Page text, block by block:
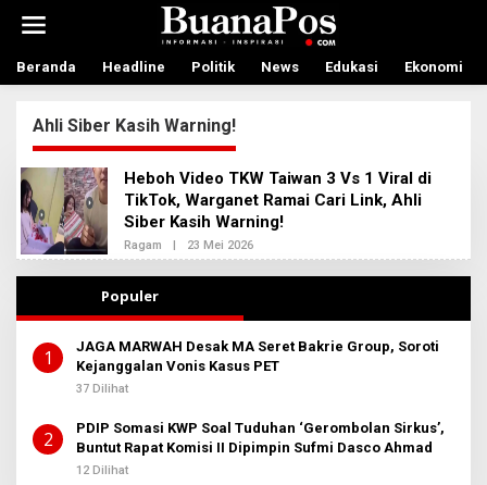
t
Beranda Headline Politik News Edukasi Ekonomi
Ahli Siber Kasih Warning!
Heboh Video TKW Taiwan 3 Vs 1 Viral di
TikTok, Warganet Ramai Cari Link, Ahli
Siber Kasih Warning!
Ragam | 23 Mei 2026
L
E
D
I
N
I
T
Populer
1
JAGA MARWAH Desak MA Seret Bakrie Group, Soroti
Kejanggalan Vonis Kasus PET
37 Dilihat
2
PDIP Somasi KWP Soal Tuduhan ‘Gerombolan Sirkus’,
Buntut Rapat Komisi II Dipimpin Sufmi Dasco Ahmad
12 Dilihat